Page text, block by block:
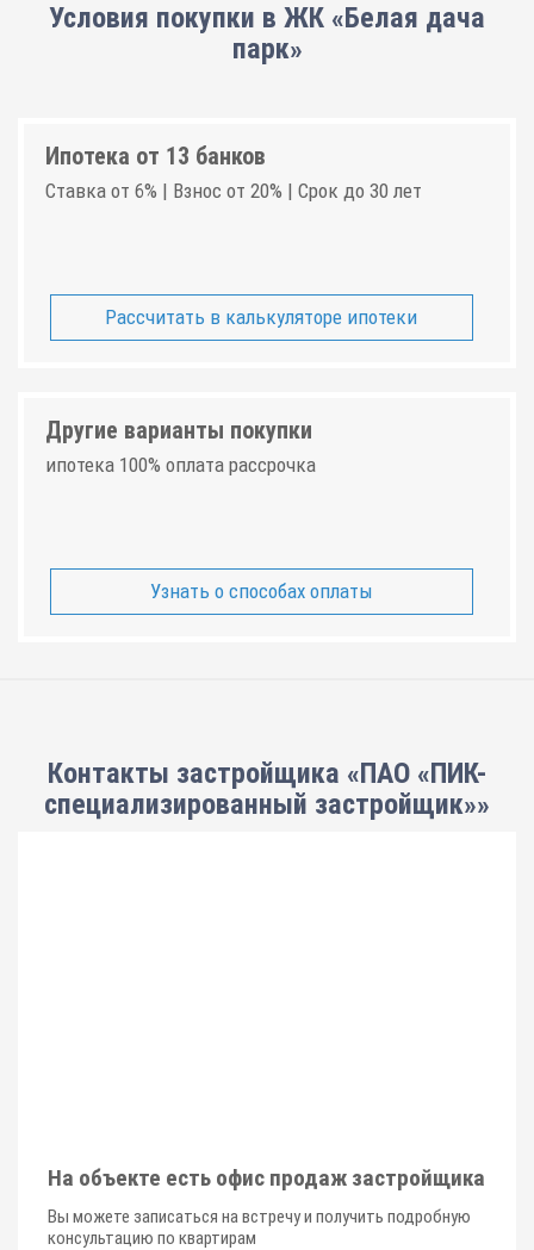
Условия покупки в ЖК «Белая дача
парк»
Ипотека от 13 банков
Ставка от 6% | Взнос от 20% | Срок до 30 лет
Рассчитать в калькуляторе ипотеки
Другие варианты покупки
ипотека 100% оплата рассрочка
Узнать о способах оплаты
Контакты застройщика «ПАО «ПИК-
специализированный застройщик»»
На объекте есть офис продаж застройщика
Вы можете записаться на встречу и получить подробную
консультацию по квартирам